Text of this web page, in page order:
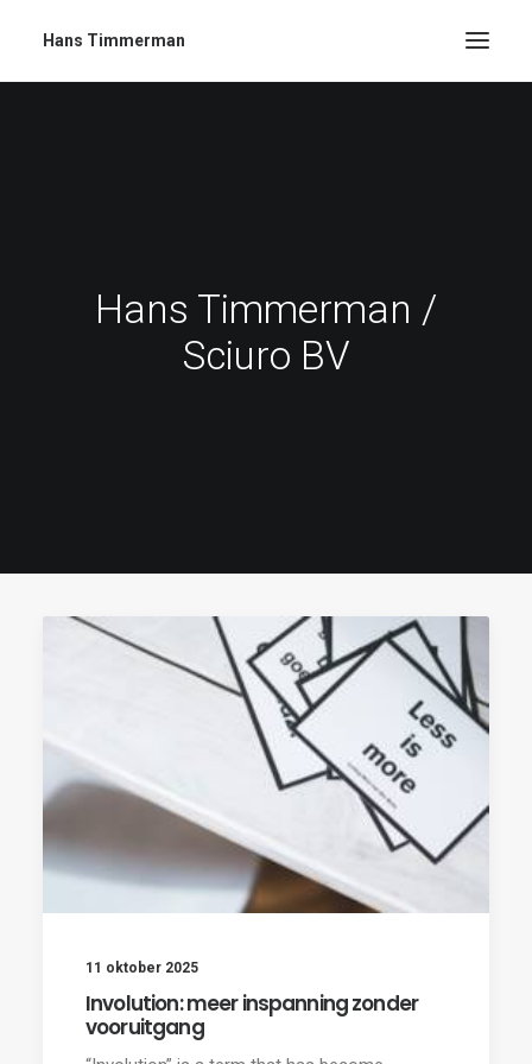
Hans Timmerman
Hans Timmerman /
Sciuro BV
11 oktober 2025
Involution: meer inspanning zonder
vooruitgang